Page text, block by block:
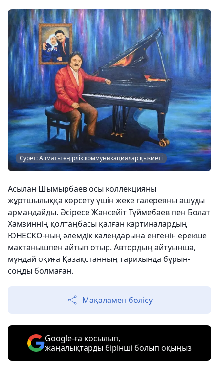
Сурет: Алматы өңірлік коммуникациялар қызметі
Асылан Шымырбаев осы коллекцияны
жұртшылыққа көрсету үшін жеке галереяны ашуды
армандайды. Әсіресе Жансейіт Түймебаев пен Болат
Хамзиннің қолтаңбасы қалған картиналардың
ЮНЕСКО-ның әлемдік календарына енгенін ерекше
мақтанышпен айтып отыр. Автордың айтуынша,
мұндай оқиға Қазақстанның тарихында бұрын-
соңды болмаған.
Мақаламен бөлісу
Google-ға қосылып,
жаңалықтарды бірінші болып оқыңыз